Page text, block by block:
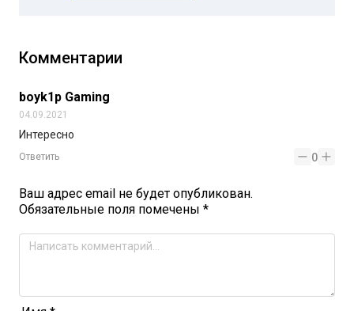
Комментарии
boyk1p Gaming
04.09.2021
Интересно
Ответить 0
Ваш адрес email не будет опубликован.
Обязательные поля помечены *